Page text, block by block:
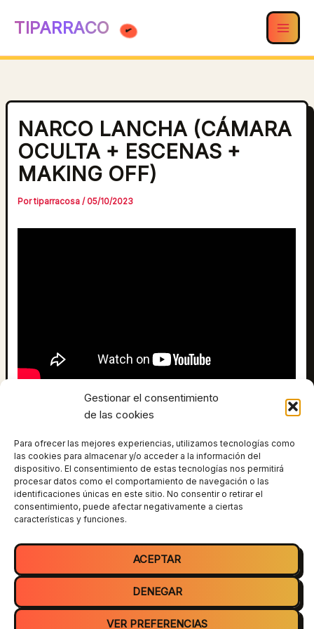
Gestionar el consentimiento
de las cookies
Para ofrecer las mejores experiencias, utilizamos tecnologías como
las cookies para almacenar y/o acceder a la información del
dispositivo. El consentimiento de estas tecnologías nos permitirá
procesar datos como el comportamiento de navegación o las
identificaciones únicas en este sitio. No consentir o retirar el
consentimiento, puede afectar negativamente a ciertas
características y funciones.
ACEPTAR
DENEGAR
VER PREFERENCIAS
TIPARRACO
NARCO LANCHA (CÁMARA
OCULTA + ESCENAS +
MAKING OFF)
Portiparracosa/ 05/10/2023
Un día se me ocurrió llenar una barca hinchable con remos
de fardos, meterla en una playa para ver la reaccion de la
gente, esto es lo que pasó, en este video podras ver un
makking off, mas escenas que en el video principal. He
recibido un monton de comentarios diciendo que 3
minutos es poco, asi que aqui teneis este video para que
os sacie con esta broma 🙂